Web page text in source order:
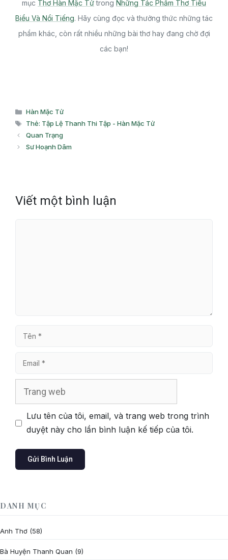
mục Thơ Hàn Mặc Tửtrong Những Tác Phẩm Thơ Tiêu
Biểu Và Nổi Tiếng. Hãy cùng đọc và thưởng thức những tác
phẩm khác, còn rất nhiều những bài thơ hay đang chờ đợi
các bạn!
Danh
mục
Hàn Mặc Tử
Thẻ
Thẻ: Tập Lệ Thanh Thi Tập - Hàn Mặc Tử
Quan Trạng
Sư Hoạnh Dâm
Viết một bình luận
Tên
Email
Lưu tên của tôi, email, và trang web trong trình
duyệt này cho lần bình luận kế tiếp của tôi.
DANH MỤC
Anh Thơ (58)
Bà Huyện Thanh Quan (9)